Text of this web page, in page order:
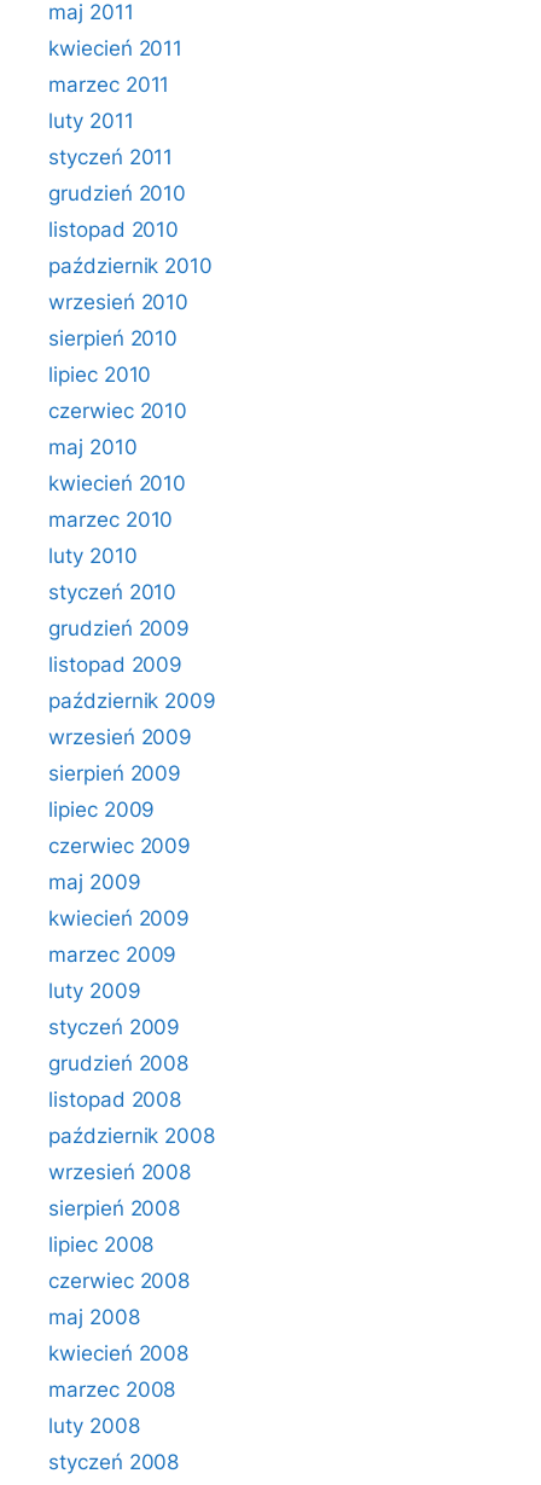
maj 2011
kwiecień 2011
marzec 2011
luty 2011
styczeń 2011
grudzień 2010
listopad 2010
październik 2010
wrzesień 2010
sierpień 2010
lipiec 2010
czerwiec 2010
maj 2010
kwiecień 2010
marzec 2010
luty 2010
styczeń 2010
grudzień 2009
listopad 2009
październik 2009
wrzesień 2009
sierpień 2009
lipiec 2009
czerwiec 2009
maj 2009
kwiecień 2009
marzec 2009
luty 2009
styczeń 2009
grudzień 2008
listopad 2008
październik 2008
wrzesień 2008
sierpień 2008
lipiec 2008
czerwiec 2008
maj 2008
kwiecień 2008
marzec 2008
luty 2008
styczeń 2008